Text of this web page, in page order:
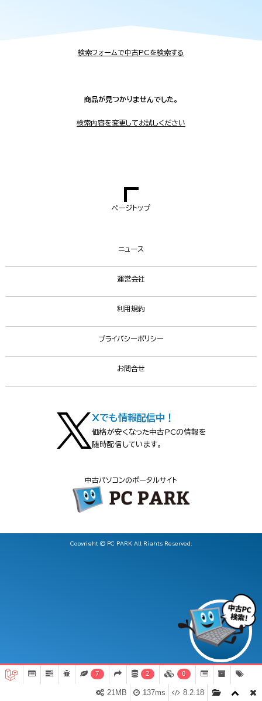
検索フォームで中古PCを検索する
商品が見つかりませんでした。
検索内容を変更してお試しください
ページトップ
ニュース
運営会社
利用規約
プライバシーポリシー
お問合せ
Xでも情報配信中！
価格が安くなった中古PCの情報を
随時配信しています。
中古パソコンのポータルサイト
Copyright © PC PARK All Rights Reserved.
7 2 0
8.2.18
137ms
21MB